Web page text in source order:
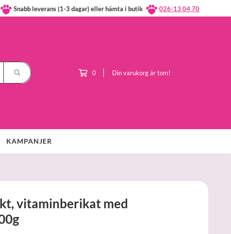
Snabb leverans (1-3 dagar) eller hämta i butik 026-13 04 70
0 Din varukorg är tom!
KAMPANJER
vitaminberikat med